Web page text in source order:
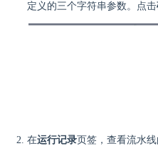
定义的三个字符串参数。点击
在运行记录页签，查看流水